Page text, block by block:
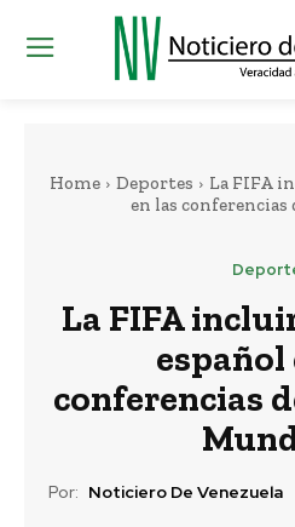
Home Deportes
La FIFA
en las conferencias
La FIFA
español
conferencias
Por: Noticiero De Venezuela